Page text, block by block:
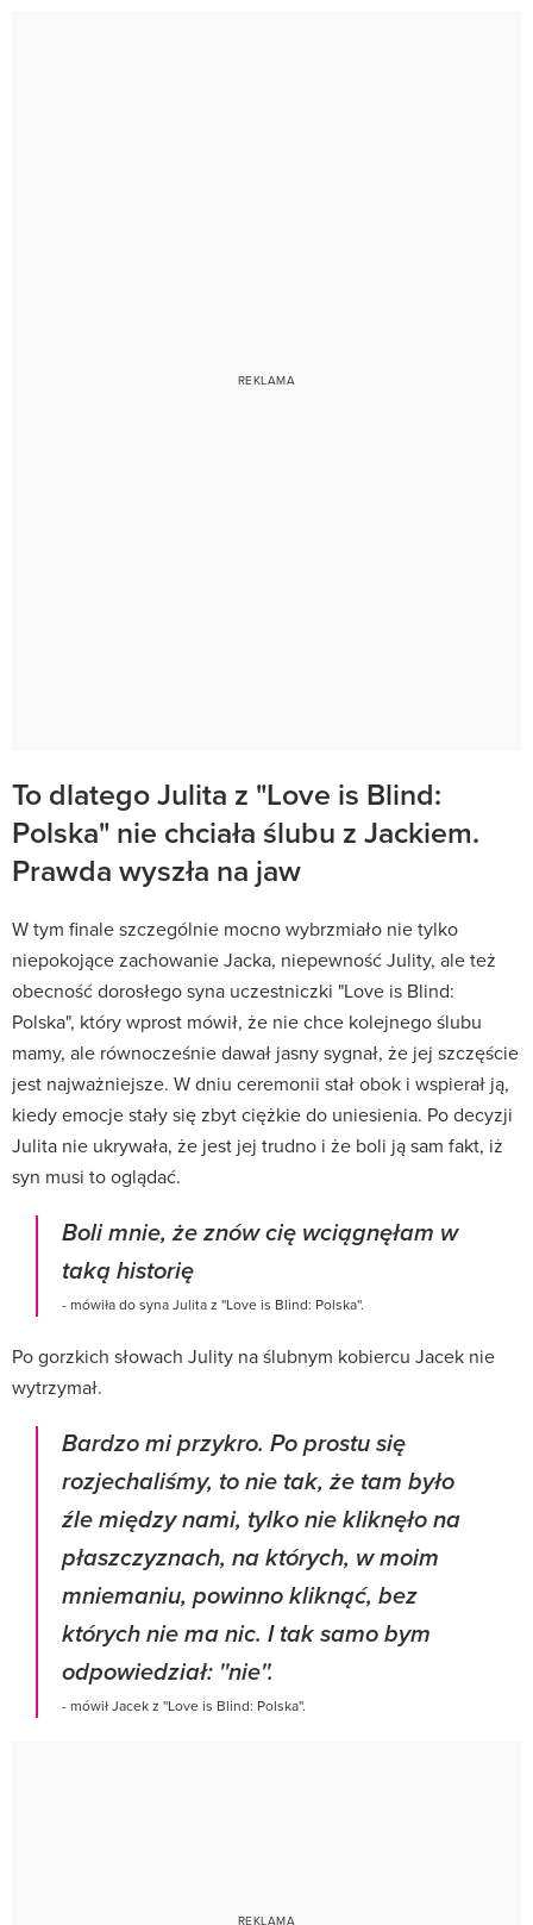
To dlatego Julita z "Love is Blind:
Polska" nie chciała ślubu z Jackiem.
Prawda wyszła na jaw
W tym finale szczególnie mocno wybrzmiało nie tylko
niepokojące zachowanie Jacka, niepewność Julity, ale też
obecność dorosłego syna uczestniczki "Love is Blind:
Polska", który wprost mówił, że nie chce kolejnego ślubu
mamy, ale równocześnie dawał jasny sygnał, że jej szczęście
jest najważniejsze. W dniu ceremonii stał obok i wspierał ją,
kiedy emocje stały się zbyt ciężkie do uniesienia. Po decyzji
Julita nie ukrywała, że jest jej trudno i że boli ją sam fakt, iż
syn musi to oglądać.
Boli mnie, że znów cię wciągnęłam w
taką historię
- mówiła do syna Julita z ''Love is Blind: Polska''.
Po gorzkich słowach Julity na ślubnym kobiercu Jacek nie
wytrzymał.
Bardzo mi przykro. Po prostu się
rozjechaliśmy, to nie tak, że tam było
źle między nami, tylko nie kliknęło na
płaszczyznach, na których, w moim
mniemaniu, powinno kliknąć, bez
których nie ma nic. I tak samo bym
odpowiedział: ''nie''.
- mówił Jacek z ''Love is Blind: Polska''.